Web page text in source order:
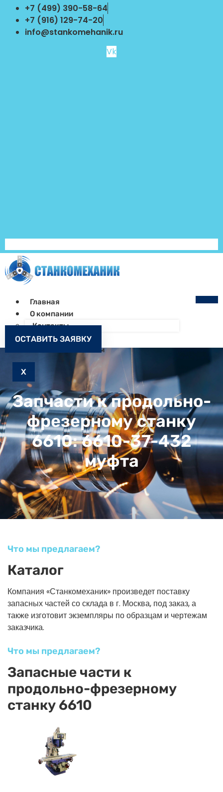
Перейти
содержимому
+7 (499) 390-58-64
+7 (916) 129-74-20
info@stankomehanik.ru
Vk
Главная
О компании
Контакты
Как заказать
Запчасти к станкам
X
ОСТАВИТЬ ЗАЯВКУ
Запчасти к продольно-
фрезерному станку
6610: 6610-37-432
муфта
Что мы предлагаем?
Каталог
Компания «Станкомеханик» произведет поставку
запасных частей со склада в г. Москва, под заказ, а
также изготовит экземпляры по образцам и чертежам
заказчика.
Что мы предлагаем?
Запасные части к
продольно-фрезерному
станку 6610